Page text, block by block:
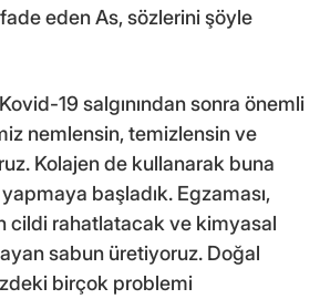
eden As, sözlerini şöyle
19 salgınından sonra önemli
nemlensin, temizlensin ve
Kolajen de kullanarak buna
başladık. Egzaması,
cildi rahatlatacak ve kimyasal
sabun üretiyoruz. Doğal
birçok problemi